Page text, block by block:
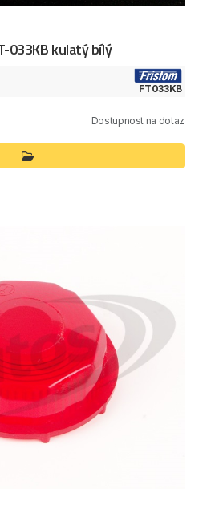
033KB kulatý bílý
FT033KB
Dostupnost na dotaz